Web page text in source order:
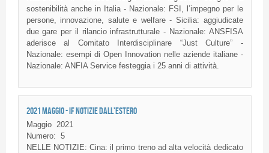
sostenibilità anche in Italia - Nazionale: FSI, l’impegno per le
persone, innovazione, salute e welfare - Sicilia: aggiudicate
due gare per il rilancio infrastrutturale - Nazionale: ANSFISA
aderisce al Comitato Interdisciplinare “Just Culture” -
Nazionale: esempi di Open Innovation nelle aziende italiane -
Nazionale: ANFIA Service festeggia i 25 anni di attività.
2021 MAGGIO - IF NOTIZIE DALL'ESTERO
Maggio 2021
Numero: 5
NELLE NOTIZIE: Cina: il primo treno ad alta velocità dedicato